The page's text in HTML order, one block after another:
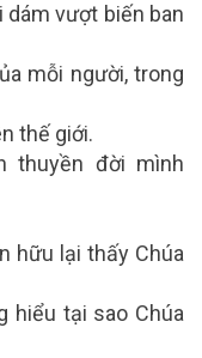
vượt biến ban
mỗi người, trong
thế giới.
thuyền đời mình
hữu lại thấy Chúa
hiểu tại sao Chúa